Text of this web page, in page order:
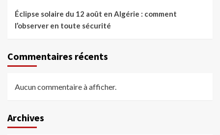
Éclipse solaire du 12 août en Algérie : comment
l’observer en toute sécurité
Commentaires récents
Aucun commentaire à afficher.
Archives